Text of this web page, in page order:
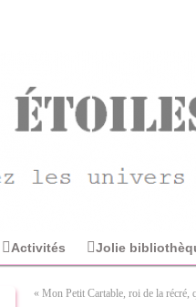
Activités Jolie
« Mon Petit Cartable, roi de la récré,